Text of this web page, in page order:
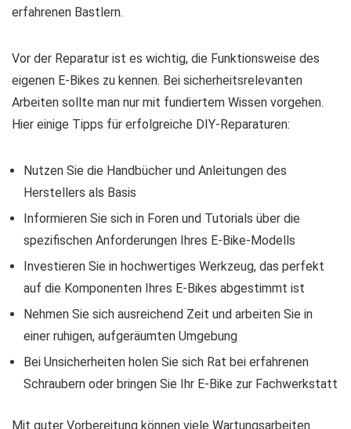
erfahrenen Bastlern.
Vor der Reparatur ist es wichtig, die Funktionsweise des
eigenen E-Bikes zu kennen. Bei sicherheitsrelevanten
Arbeiten sollte man nur mit fundiertem Wissen vorgehen.
Hier einige Tipps für erfolgreiche DIY-Reparaturen:
Nutzen Sie die Handbücher und Anleitungen des
Herstellers als Basis
Informieren Sie sich in Foren und Tutorials über die
spezifischen Anforderungen Ihres E-Bike-Modells
Investieren Sie in hochwertiges Werkzeug, das perfekt
auf die Komponenten Ihres E-Bikes abgestimmt ist
Nehmen Sie sich ausreichend Zeit und arbeiten Sie in
einer ruhigen, aufgeräumten Umgebung
Bei Unsicherheiten holen Sie sich Rat bei erfahrenen
Schraubern oder bringen Sie Ihr E-Bike zur Fachwerkstatt
Mit guter Vorbereitung können viele Wartungsarbeiten